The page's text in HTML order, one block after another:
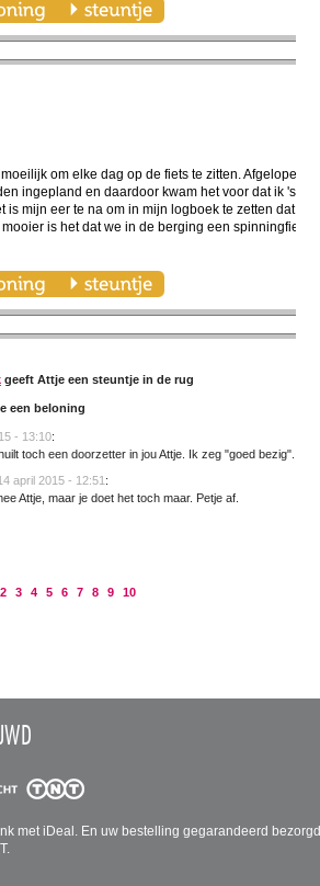
om elke dag op de fiets te zitten. Afgelopen
ingepland en daardoor kwam het voor dat ik 's
is mijn eer te na om in mijn logboek te zetten dat ik
is het dat we in de berging een spinningfiets
geeft Attje een steuntje in de rug
een beloning
- 13:10:
toch een doorzetter in jou Attje. Ik zeg "goed bezig".
april 2015 - 12:51 :
Attje, maar je doet het toch maar. Petje af.
2 3 4 5 6 7 8 9 10
met iDeal. En uw bestelling gegarandeerd